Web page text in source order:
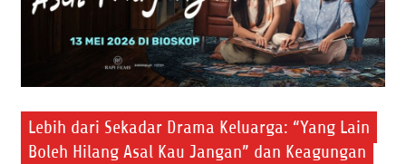
Lebih dari Sekadar Drama Keluarga: “Yang Lain
Boleh Hilang Asal Kau Jangan” dan Keagungan